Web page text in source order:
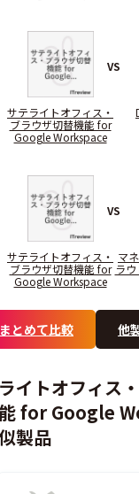
サテライトオフィス・
ブラウザ切替機能 for
Google Workspace
VS
サテライトオフィス・
ブラウザ切替機能 for
Google Workspace
VS
マ
ラ
まとめて比較 他
イトオフィス
for Google
製品